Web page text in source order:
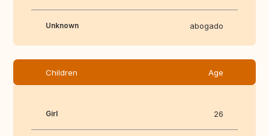
Unknown abogado
Children Age
Girl 26